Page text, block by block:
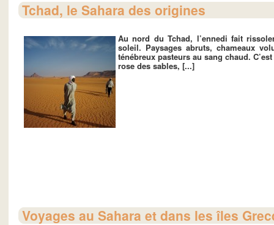
Tchad, le Sahara des origines
Au nord du Tchad, l’ennedi fait
soleil. Paysages abruts, chameaux
ténébreux pasteurs au sang chaud.
rose des sables, [...]
Voyages au Sahara et dans les îles